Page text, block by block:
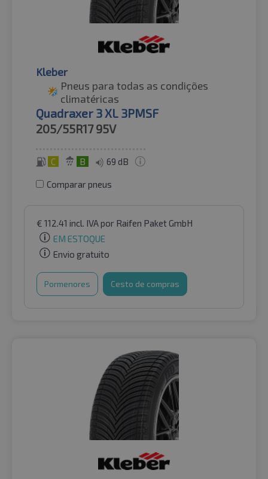
Kleber
Pneus para todas as condições
climatéricas
Quadraxer 3 XL 3PMSF
205/55R17 95V
C B 69 dB
Comparar pneus
€ 112.41 incl. IVApor Raifen Paket GmbH
EM ESTOQUE
Envio gratuito
Pormenores Cesto de compras